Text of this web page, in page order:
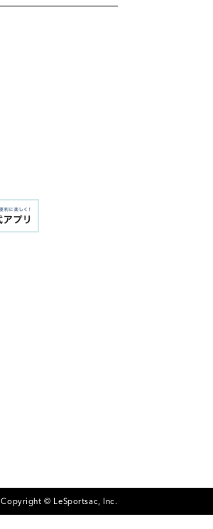
Copyright © LeSportsac, Inc.